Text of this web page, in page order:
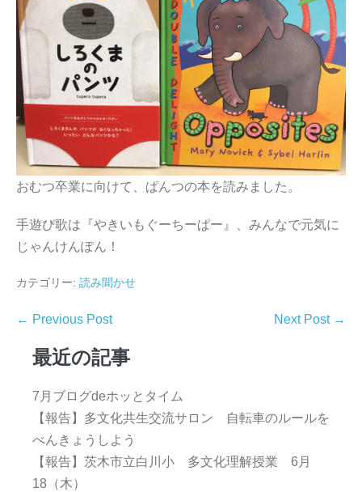
おむつ卒業に向けて、ぱんつの本を読みました。
手遊び歌は『やきいもぐーちーぱー』、みんなで元気に
じゃんけんぽん！
カテゴリー: 読み聞かせ
← Previous Post Next Post →
最近の記事
7月ブログdeホッとタイム
【報告】多文化共生交流サロン 自転車のルールを
べんきょうしよう
【報告】茨木市立白川小 多文化理解授業 6月
18（木）